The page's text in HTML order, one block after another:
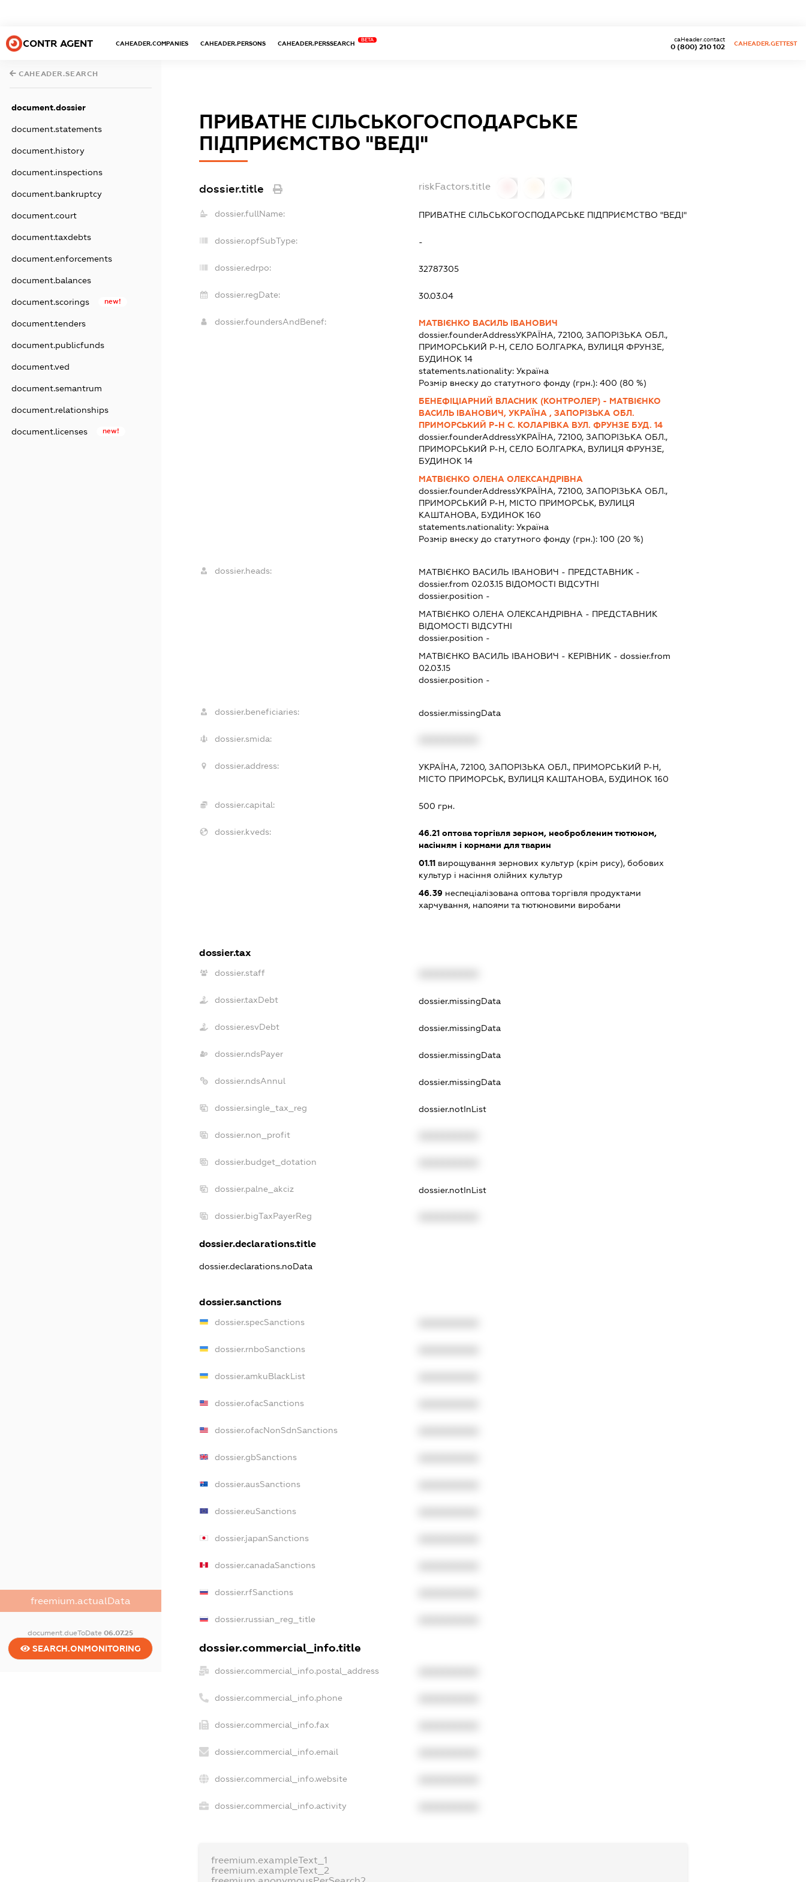
CONTR AGENT CAHEADER.COMPANIES CAHEADER.PERSONS CAHEADER.PERSSEARCH
BETA
0 (800) 210 102
caHeader.contact
CAHEADER.GETTEST
CAHEADER.SEARCH
document.dossier
document.statements
document.history
document.inspections
document.bankruptcy
document.court
document.taxdebts
document.enforcements
document.balances
document.scorings new!
document.tenders
document.publicfunds
document.ved
document.semantrum
document.relationships
document.licenses new!
freemium.actualData
document.dueToDate06.07.25
SEARCH.ONMONITORING
ПРИВАТНЕ СІЛЬСЬКОГОСПОДАРСЬКЕ
ПІДПРИЄМСТВО "ВЕДІ"
dossier.title riskFactors.title
dossier.fullName: ПРИВАТНЕ СІЛЬСЬКОГОСПОДАРСЬКЕ ПІДПРИЄМСТВО "ВЕДІ"
dossier.opfSubType: -
dossier.edrpo: 32787305
dossier.regDate: 30.03.04
dossier.foundersAndBenef:
МАТВІЄНКО ВАСИЛЬ ІВАНОВИЧ
dossier.founderAddressУКРАЇНА, 72100, ЗАПОРІЗЬКА ОБЛ.,
ПРИМОРСЬКИЙ Р-Н, СЕЛО БОЛГАРКА, ВУЛИЦЯ ФРУНЗЕ,
БУДИНОК 14
statements.nationality:Україна
Розмір внеску до статутного фонду (грн.):400 (80 %)
БЕНЕФІЦІАРНИЙ ВЛАСНИК (КОНТРОЛЕР) - МАТВІЄНКО
ВАСИЛЬ ІВАНОВИЧ, УКРАЇНА , ЗАПОРІЗЬКА ОБЛ.
ПРИМОРСЬКИЙ Р-Н С. КОЛАРІВКА ВУЛ. ФРУНЗЕ БУД. 14
dossier.founderAddressУКРАЇНА, 72100, ЗАПОРІЗЬКА ОБЛ.,
ПРИМОРСЬКИЙ Р-Н, СЕЛО БОЛГАРКА, ВУЛИЦЯ ФРУНЗЕ,
БУДИНОК 14
МАТВІЄНКО ОЛЕНА ОЛЕКСАНДРІВНА
dossier.founderAddressУКРАЇНА, 72100, ЗАПОРІЗЬКА ОБЛ.,
ПРИМОРСЬКИЙ Р-Н, МІСТО ПРИМОРСЬК, ВУЛИЦЯ
КАШТАНОВА, БУДИНОК 160
statements.nationality:Україна
Розмір внеску до статутного фонду (грн.):100 (20 %)
dossier.heads: МАТВІЄНКО ВАСИЛЬ ІВАНОВИЧ - ПРЕДСТАВНИК -
dossier.from 02.03.15 ВІДОМОСТІ ВІДСУТНІ
dossier.position -
МАТВІЄНКО ОЛЕНА ОЛЕКСАНДРІВНА - ПРЕДСТАВНИК
ВІДОМОСТІ ВІДСУТНІ
dossier.position -
МАТВІЄНКО ВАСИЛЬ ІВАНОВИЧ - КЕРІВНИК - dossier.from
02.03.15
dossier.position -
dossier.beneficiaries: dossier.missingData
dossier.smida:
dossier.address:
УКРАЇНА, 72100, ЗАПОРІЗЬКА ОБЛ., ПРИМОРСЬКИЙ Р-Н,
МІСТО ПРИМОРСЬК, ВУЛИЦЯ КАШТАНОВА, БУДИНОК 160
dossier.capital: 500 грн.
dossier.kveds: 46.21 оптова торгівля зерном, необробленим тютюном,
насінням і кормами для тварин
01.11 вирощування зернових культур (крім рису), бобових
культур і насіння олійних культур
46.39 неспеціалізована оптова торгівля продуктами
харчування, напоями та тютюновими виробами
dossier.tax
dossier.staff
dossier.taxDebt dossier.missingData
dossier.esvDebt dossier.missingData
dossier.ndsPayer dossier.missingData
dossier.ndsAnnul dossier.missingData
dossier.single_tax_reg dossier.notInList
dossier.non_profit
dossier.budget_dotation
dossier.palne_akciz dossier.notInList
dossier.bigTaxPayerReg
dossier.declarations.title
dossier.declarations.noData
dossier.sanctions
dossier.specSanctions
dossier.rnboSanctions
dossier.amkuBlackList
dossier.ofacSanctions
dossier.ofacNonSdnSanctions
dossier.gbSanctions
dossier.ausSanctions
dossier.euSanctions
dossier.japanSanctions
dossier.canadaSanctions
dossier.rfSanctions
dossier.russian_reg_title
dossier.commercial_info.title
dossier.commercial_info.postal_address
dossier.commercial_info.phone
dossier.commercial_info.fax
dossier.commercial_info.email
dossier.commercial_info.website
dossier.commercial_info.activity
freemium.exampleText_1
freemium.exampleText_2